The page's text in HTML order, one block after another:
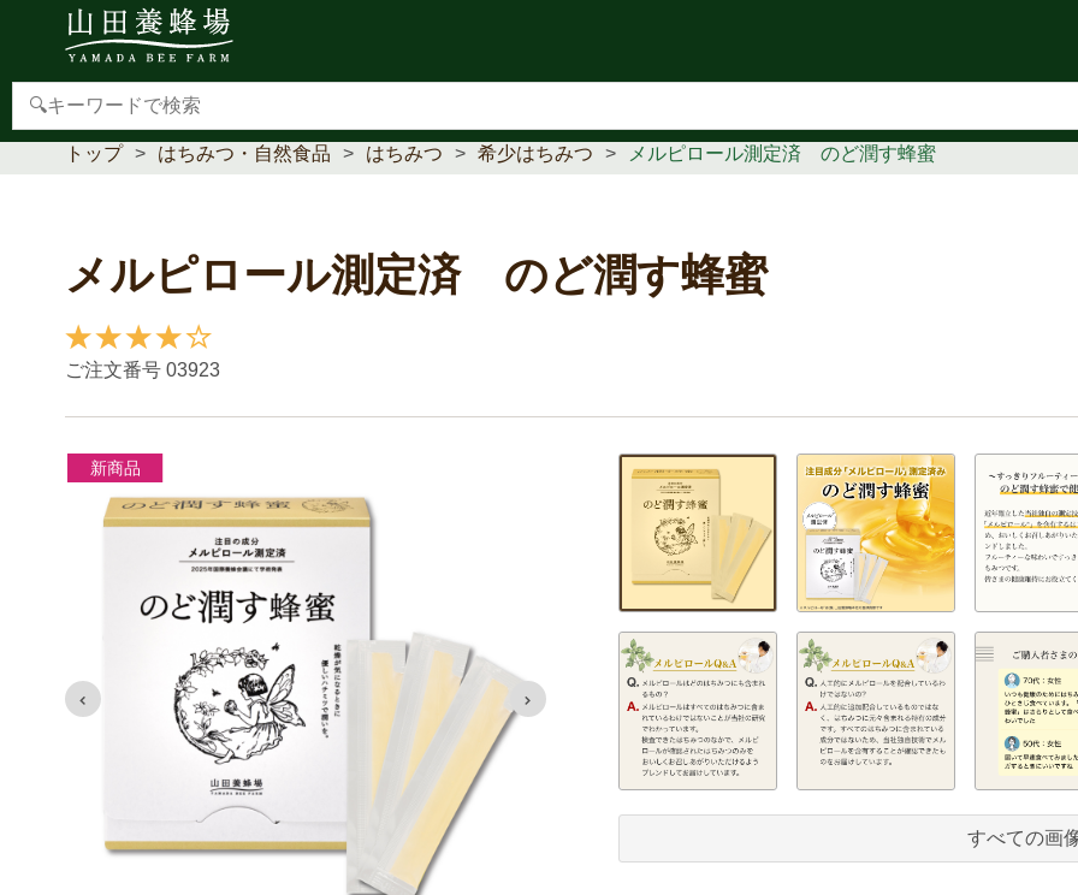
【重要】本人認証サービス(3Dセキュア2.0)導入のお知らせ
トップ はちみつ・自然食品 はちみつ 希少はちみつ メルピロール測定済 のど潤す蜂蜜
メルピロール測定済 のど潤す蜂蜜
ご注文番号 03923
新商品
すべての画